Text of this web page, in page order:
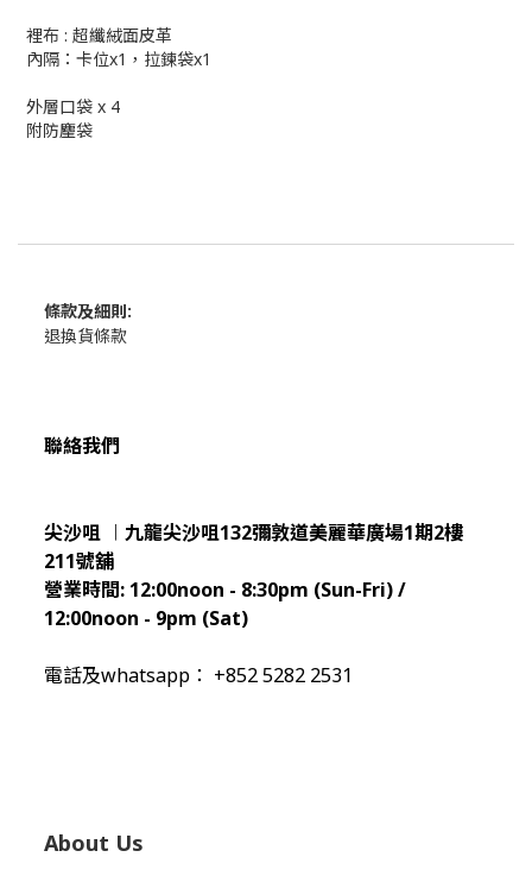
裡布 : 超纖絨面皮革
內隔：卡位x1，拉鍊袋x1
外層口袋 x 4
附防麈袋
條款及細則:
退換貨條款
聯絡我們
尖沙咀 ︱九龍尖沙咀132彌敦道美麗華廣場1期2樓
211號舖
營業時間: 12:00noon - 8:30pm (Sun-Fri) /
12:00noon - 9pm (Sat)
電話及whatsapp： +852 5282 2531
About Us